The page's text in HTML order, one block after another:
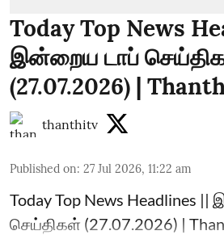
Today Top News
இன்றைய டாப்
(27.07.2026) |
thanthitv
Published on: 27 Jul 2026, 11:22 am
Today Top News Headlines
செய்திகள் (27.07.2026) |